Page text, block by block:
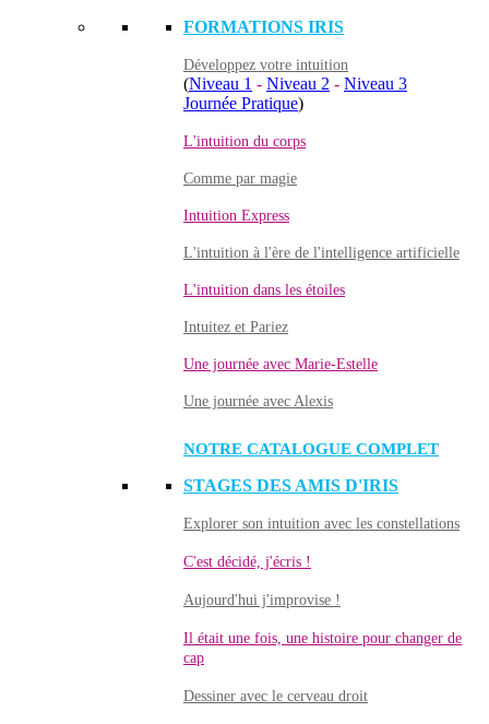
FORMATIONS IRIS
Développez votre intuition
(Niveau 1 - Niveau 2 - Niveau 3
Journée Pratique)
L'intuition du corps
Comme par magie
Intuition Express
L'intuition à l'ère de l'intelligence artificielle
L'intuition dans les étoiles
Intuitez et Pariez
Une journée avec Marie-Estelle
Une journée avec Alexis
NOTRE CATALOGUE COMPLET
STAGES DES AMIS D'IRIS
Explorer son intuition avec les constellations
C'est décidé, j'écris !
Aujourd'hui j'improvise !
Il était une fois, une histoire pour changer de
cap
Dessiner avec le cerveau droit